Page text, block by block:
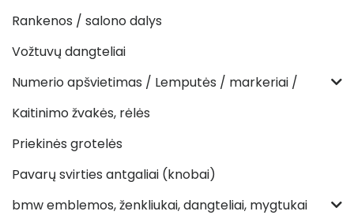
Rankenos / salono dalys
Vožtuvų dangteliai
Numerio apšvietimas / Lemputės / markeriai /
Kaitinimo žvakės, rėlės
Priekinės grotelės
Pavarų svirties antgaliai (knobai)
bmw emblemos, ženkliukai, dangteliai, mygtukai